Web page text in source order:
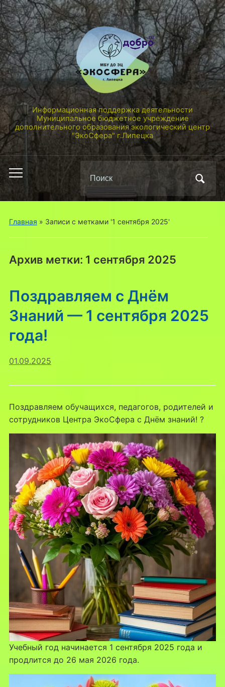
Информационная поддержка деятельности
Муниципальное бюджетное учреждение
дополнительного образования экологический центр
"ЭкоСфера" г.Липецка
Переключить
мобильное
меню
Поиск
по:
Главная » Записи с метками '1 сентября 2025'
Архив метки: 1 сентября 2025
Поздравляем с Днëм
Знаний — 1 сентября 2025
года!
01.09.2025
Поздравляем обучащихся, педагогов, родителей и
сотрудников Центра ЭкоСфера с Днём знаний! ?
Учебный год начинается 1 сентября 2025 года и
продлится до 26 мая 2026 года.